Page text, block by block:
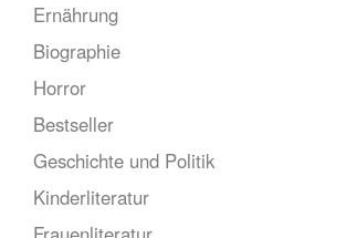
Ernährung
Biographie
Horror
Bestseller
Geschichte und Politik
Kinderliteratur